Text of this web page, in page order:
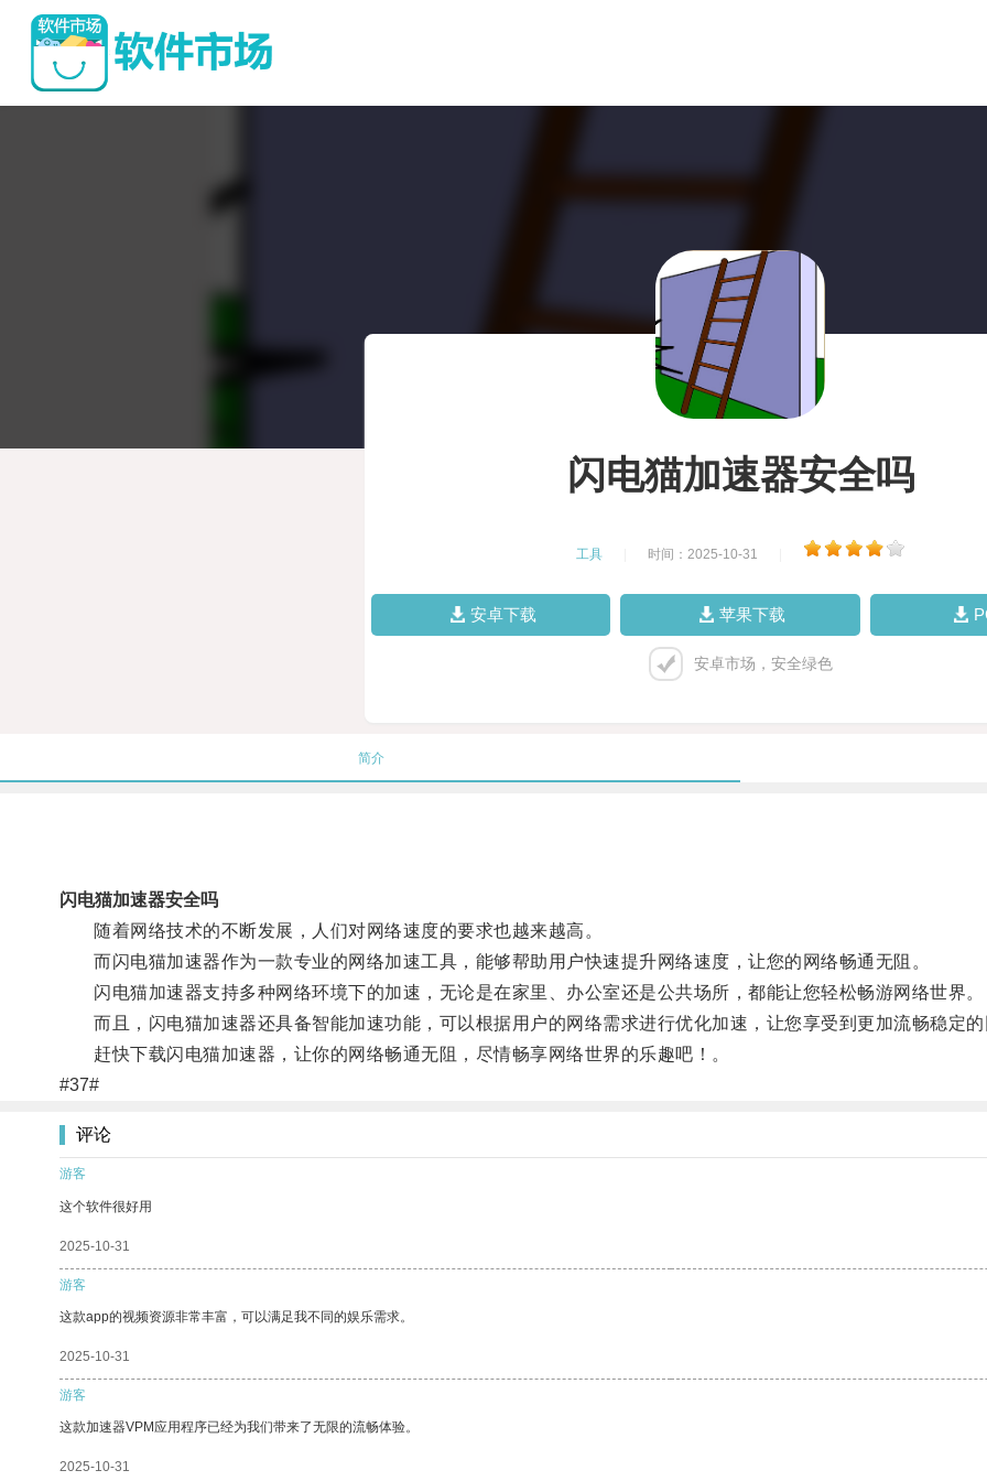
闪电猫加速器安全吗
工具 时间：2025-10-31
安卓下载 苹果下载
安卓市场，安全绿色
简介
闪电猫加速器安全吗
随着网络技术的不断发展，人们对网络速度的要求也越来越高。
而闪电猫加速器作为一款专业的网络加速工具，能够帮助用户快速提升网络速度，让您的网络畅通无阻。
闪电猫加速器支持多种网络环境下的加速，无论是在家里、办公室还是公共场所，都能让您轻松畅游网络世界。
而且，闪电猫加速器还具备智能加速功能，可以根据用户的网络需求进行优化加速，让您享受到更加流畅稳定的
赶快下载闪电猫加速器，让你的网络畅通无阻，尽情畅享网络世界的乐趣吧！。
#37#
评论
游客
这个软件很好用
2025-10-31
游客
这款app的视频资源非常丰富，可以满足我不同的娱乐需求。
2025-10-31
游客
这款加速器VPM应用程序已经为我们带来了无限的流畅体验。
2025-10-31